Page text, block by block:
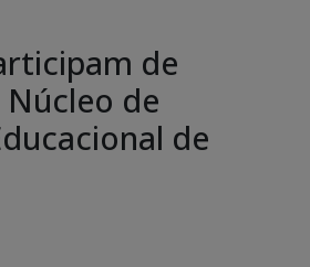
de
de
de